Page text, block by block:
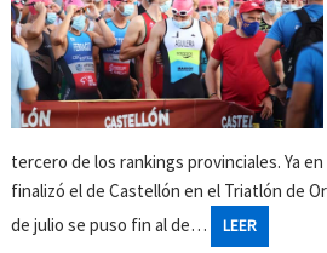
tercero de los rankings provinciales. Ya
finalizó el de Castellón en el Triatlón de
de julio se puso fin al de…
LEER